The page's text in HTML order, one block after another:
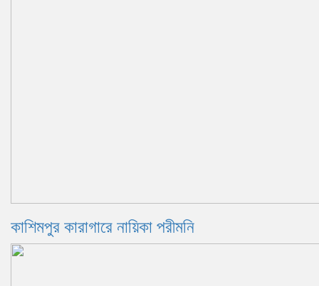
কাশিমপুর কারাগারে নায়িকা পরীমনি